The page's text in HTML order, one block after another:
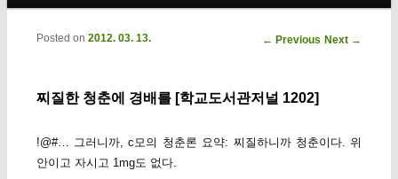
Post navigation
← Previous Next →
찌질한 청춘에 경배를 [학교도서관저널 1202]
Posted on 2012. 03. 13.
!@#… 그러니까, c모의 청춘론 요약: 찌질하니까 청춘이다. 위
안이고 자시고 1mg도 없다.